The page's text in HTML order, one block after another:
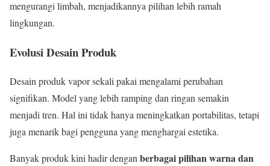
mengurangi limbah, menjadikannya pilihan lebih ramah
lingkungan.
Evolusi Desain Produk
Desain produk vapor sekali pakai mengalami perubahan
signifikan. Model yang lebih ramping dan ringan semakin
menjadi tren. Hal ini tidak hanya meningkatkan portabilitas, tetapi
juga menarik bagi pengguna yang menghargai estetika.
Banyak produk kini hadir denganberbagai pilihan warna dan